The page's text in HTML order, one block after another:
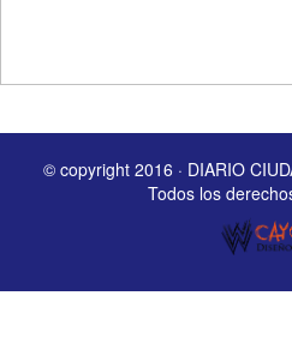
© copyright 2016 · DIARIO
Todos los